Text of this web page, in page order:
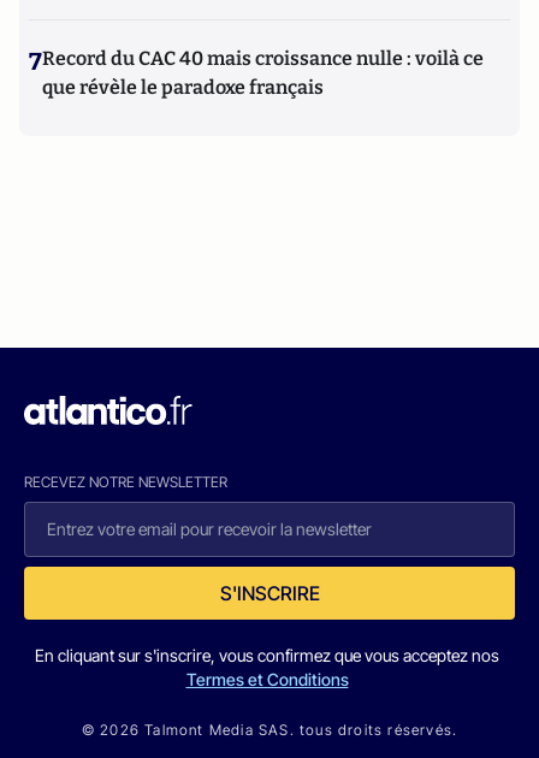
7Record du CAC 40 mais croissance nulle : voilà ce
que révèle le paradoxe français
RECEVEZ NOTRE NEWSLETTER
S'INSCRIRE
En cliquant sur s'inscrire, vous confirmez que vous acceptez nos
Termes et Conditions
© 2026 Talmont Media SAS. tous droits réservés.